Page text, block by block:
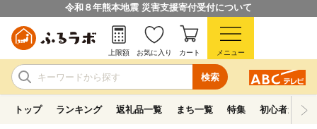
令和８年熊本地震 災害支援寄付受付について
検索
上限額 お気に入り カート メニュー
トップ ランキング 返礼品一覧 まち一覧 特集 初心者ガイド